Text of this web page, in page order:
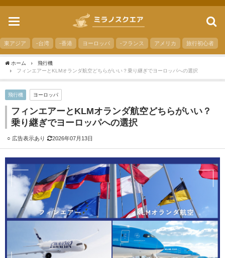
toggle
東アジア -台湾 -香港 ヨーロッパ -フランス アメリカ 旅行初心者
ホーム
飛行機
フィンエアーとKLMオランダ航空どちらがいい？乗り継ぎでヨーロッパへの選択
飛行機 ヨーロッパ
フィンエアーとKLMオランダ航空どちらがいい？
乗り継ぎでヨーロッパへの選択
2026年07月13日